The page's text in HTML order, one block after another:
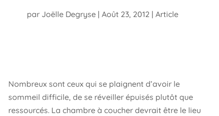
par Joëlle Degryse| Août 23, 2012 | Article
Nombreux sont ceux qui se plaignent d’avoir le
sommeil difficile, de se réveiller épuisés plutôt que
ressourcés. La chambre à coucher devrait être le lieu